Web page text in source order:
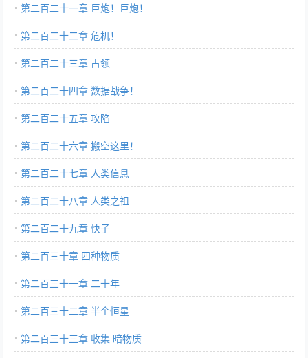
第二百二十一章 巨炮！巨炮！
第二百二十二章 危机！
第二百二十三章 占领
第二百二十四章 数据战争！
第二百二十五章 攻陷
第二百二十六章 搬空这里！
第二百二十七章 人类信息
第二百二十八章 人类之祖
第二百二十九章 快子
第二百三十章 四种物质
第二百三十一章 二十年
第二百三十二章 半个恒星
第二百三十三章 收集 暗物质